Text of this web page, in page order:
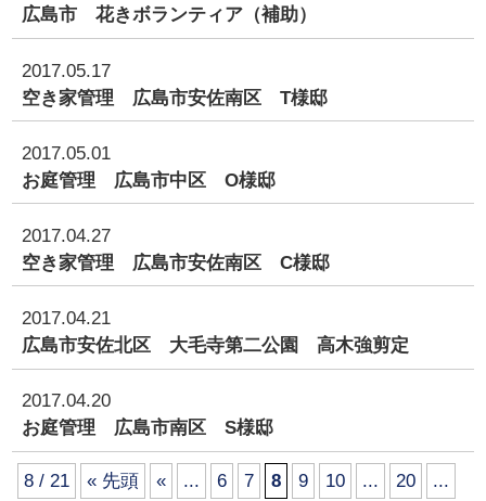
広島市 花きボランティア（補助）
2017.05.17
空き家管理 広島市安佐南区 T様邸
2017.05.01
お庭管理 広島市中区 O様邸
2017.04.27
空き家管理 広島市安佐南区 C様邸
2017.04.21
広島市安佐北区 大毛寺第二公園 高木強剪定
2017.04.20
お庭管理 広島市南区 S様邸
8 / 21 « 先頭 « ... 6 7 8 9 10 ... 20
...